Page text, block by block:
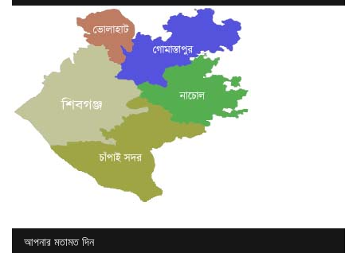
আপনার মতামত দিন